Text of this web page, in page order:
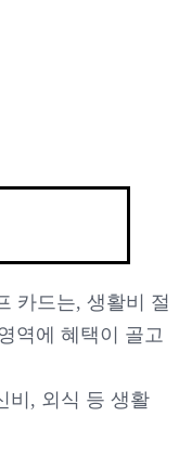
카드는, 생활비 절
역에 혜택이 골고
비, 외식 등 생활